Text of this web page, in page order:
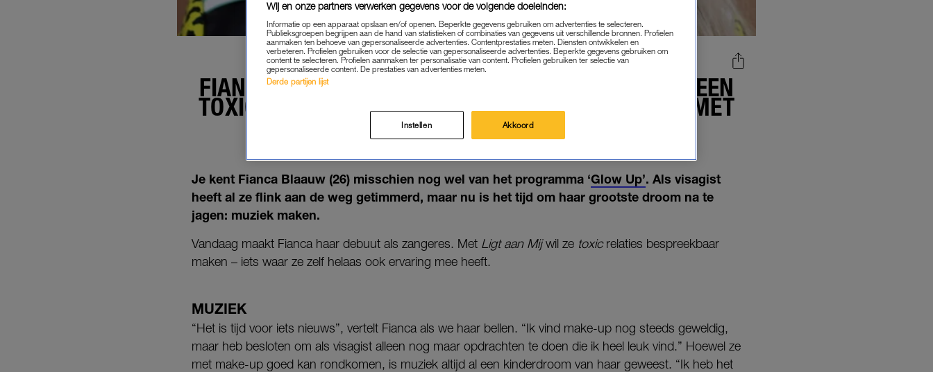
FIANCA (26) ZINGT OVER HAAR ERVARINGEN MET EEN
TOXIC RELATIE: 'MEN FELICITEERDE MIJN VADER MET
MIJN BREAK-UP'
REAL LIFE|INTERVIEW
Je kent Fianca Blaauw (26) misschien nog wel van het programma ‘Glow Up’. Als visagist
heeft al ze flink aan de weg getimmerd, maar nu is het tijd om haar grootste droom na te
jagen: muziek maken.
Vandaag maakt Fianca haar debuut als zangeres. Met Ligt aan Mijwil ze toxicrelaties bespreekbaar
maken – iets waar ze zelf helaas ook ervaring mee heeft.
MUZIEK
“Het is tijd voor iets nieuws”, vertelt Fianca als we haar bellen. “Ik vind make-up nog steeds geweldig,
maar heb besloten om als visagist alleen nog maar opdrachten te doen die ik heel leuk vind.” Hoewel ze
met make-up goed kan rondkomen, is muziek altijd al een kinderdroom van haar geweest. “Ik heb het
Wij en onze partners verwerken gegevens voor de volgende doeleinden:
Informatie op een apparaat opslaan en/of openen. Beperkte gegevens gebruiken om advertenties te selecteren.
Publieksgroepen begrijpen aan de hand van statistieken of combinaties van gegevens uit verschillende bronnen. Profielen
aanmaken ten behoeve van gepersonaliseerde advertenties. Contentprestaties meten. Diensten ontwikkelen en
verbeteren. Profielen gebruiken voor de selectie van gepersonaliseerde advertenties. Beperkte gegevens gebruiken om
content te selecteren. Profielen aanmaken ter personalisatie van content. Profielen gebruiken ter selectie van
gepersonaliseerde content. De prestaties van advertenties meten.
Derde partijen lijst
Instellen Akkoord